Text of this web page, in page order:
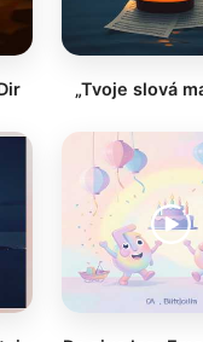
„Tvoje slová